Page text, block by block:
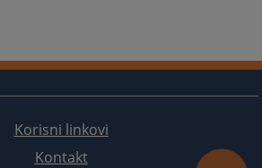
Korisni linkovi
Kontakt